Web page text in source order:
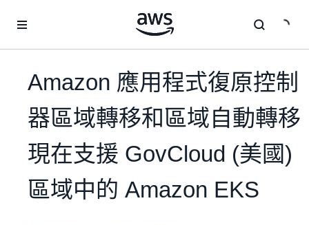
Amazon 應用程式復原控制
器區域轉移和區域自動轉移
現在支援 GovCloud (美國)
區域中的 Amazon EKS